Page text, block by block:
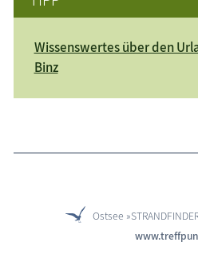
Wissenswertes über den
Binz
Ostsee